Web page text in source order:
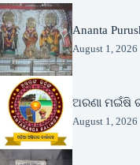
Ananta
August 1, 2026
ଅରଣା ମଇଁଷି
August 1, 2026